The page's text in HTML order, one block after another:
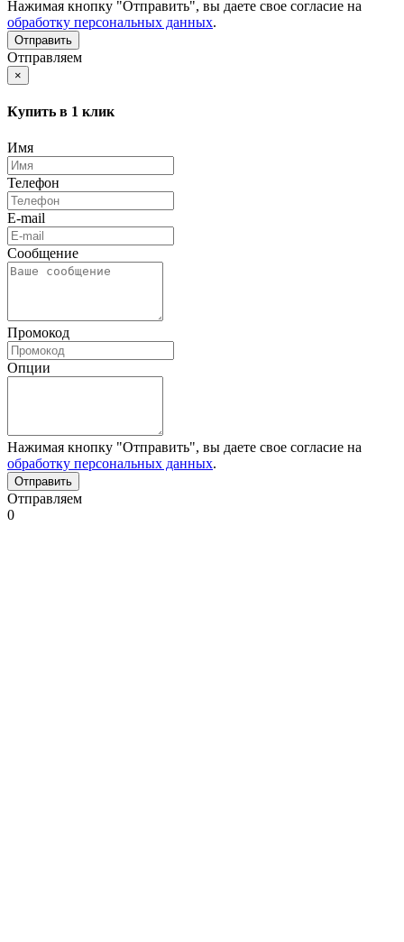
Нажимая кнопку "Отправить", вы даете свое согласие на
обработку персональных данных.
Отправляем
×
Купить в 1 клик
Имя
Телефон
E-mail
Сообщение
Промокод
Опции
Нажимая кнопку "Отправить", вы даете свое согласие на
обработку персональных данных.
Отправляем
0